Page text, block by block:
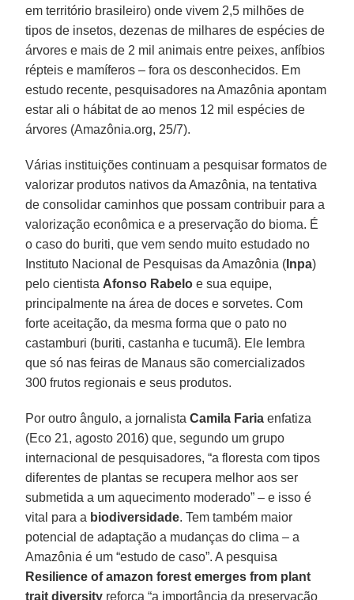
em território brasileiro) onde vivem 2,5 milhões de
tipos de insetos, dezenas de milhares de espécies de
árvores e mais de 2 mil animais entre peixes, anfíbios
répteis e mamíferos – fora os desconhecidos. Em
estudo recente, pesquisadores na Amazônia apontam
estar ali o hábitat de ao menos 12 mil espécies de
árvores (Amazônia.org, 25/7).
Várias instituições continuam a pesquisar formatos de
valorizar produtos nativos da Amazônia, na tentativa
de consolidar caminhos que possam contribuir para a
valorização econômica e a preservação do bioma. É
o caso do buriti, que vem sendo muito estudado no
Instituto Nacional de Pesquisas da Amazônia ( Inpa)
pelo cientista Afonso Rabelo e sua equipe,
principalmente na área de doces e sorvetes. Com
forte aceitação, da mesma forma que o pato no
castamburi (buriti, castanha e tucumã). Ele lembra
que só nas feiras de Manaus são comercializados
300 frutos regionais e seus produtos.
Por outro ângulo, a jornalistaCamila Faria enfatiza
(Eco 21, agosto 2016) que, segundo um grupo
internacional de pesquisadores, “a floresta com tipos
diferentes de plantas se recupera melhor aos ser
submetida a um aquecimento moderado” – e isso é
vital para a biodiversidade. Tem também maior
potencial de adaptação a mudanças do clima – a
Amazônia é um “estudo de caso”. A pesquisa
Resilience of amazon forest emerges from plant
trait diversity reforça “a importância da preservação